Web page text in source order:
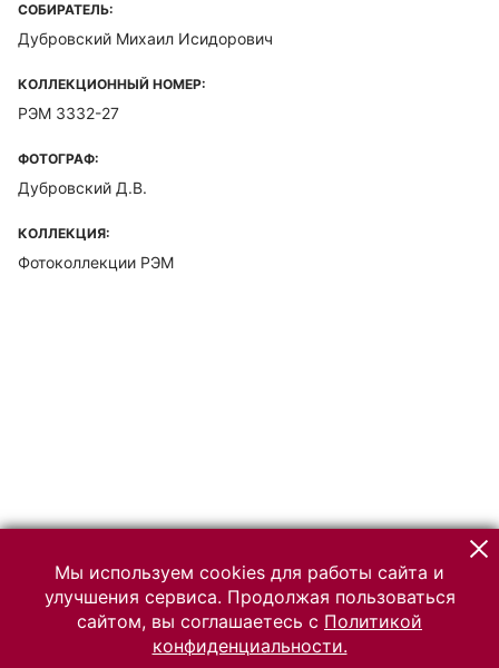
СОБИРАТЕЛЬ:
Дубровский Михаил Исидорович
КОЛЛЕКЦИОННЫЙ НОМЕР:
РЭМ 3332-27
ФОТОГРАФ:
Дубровский Д.В.
КОЛЛЕКЦИЯ:
Фотоколлекции РЭМ
Мы используем cookies для работы сайта и
улучшения сервиса. Продолжая пользоваться
сайтом, вы соглашаетесь с Политикой
конфиденциальности.